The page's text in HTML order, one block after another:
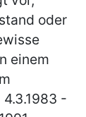
oder
einem
-